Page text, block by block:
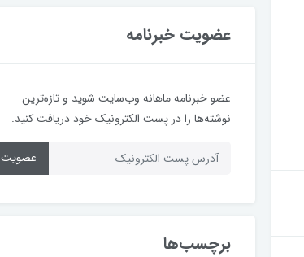
عضویت خبرنامه
عضو خبرنامه ماهانه وب‌سایت شوید و تازه‌ترین
نوشته‌ها را در پست الکترونیک خود دریافت کنید.
عضویت
برچسب‌ها